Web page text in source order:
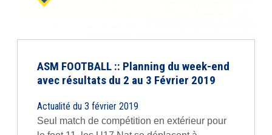
ASM FOOTBALL :: Planning du week-end
avec résultats du 2 au 3 Février 2019
Actualité du 3 février 2019
Seul match de compétition en extérieur pour